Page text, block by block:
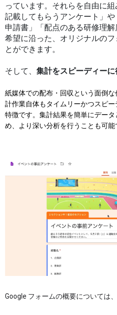
っています。それらを自由に
記載してもらうアンケート」
申請書」「配点のある研修理
希望に沿った、オリジナルの
とができます。
そして、 集計をスピーディーに
紙媒体での配布・回収という面倒
計作業自体もタイムリーかつスピ
特徴です。集計結果を簡単にデー
め、より深い分析を行うことも可能
Google フォームの概要については